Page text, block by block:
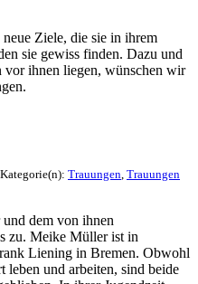
Ziele, die sie in ihrem
sie gewiss finden. Dazu und
vor ihnen liegen, wünschen wir
Trauungen Trauungen
dem von ihnen
zu. Meike Müller ist in
Liening in Bremen. Obwohl
leben und arbeiten, sind beide